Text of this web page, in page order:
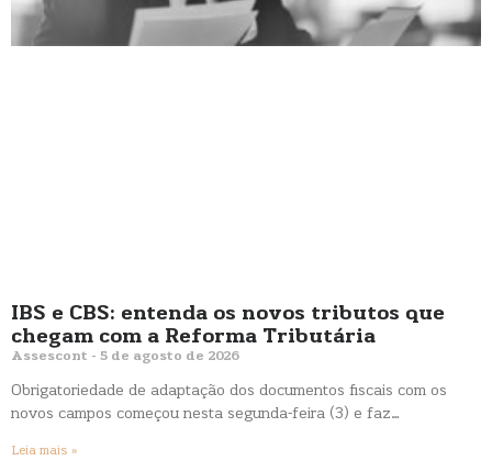
IBS e CBS: entenda os novos tributos que
chegam com a Reforma Tributária
Assescont 5 de agosto de 2026
Obrigatoriedade de adaptação dos documentos fiscais com os
novos campos começou nesta segunda-feira (3) e faz…
Leia mais »